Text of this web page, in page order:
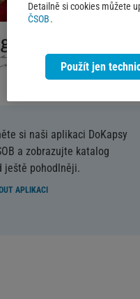
si naši aplikaci DoKapsy
a zobrazujte katalog
ještě pohodlněji.
APLIKACI
Detailně si cookies můžete
ČSOB.
Použít jen